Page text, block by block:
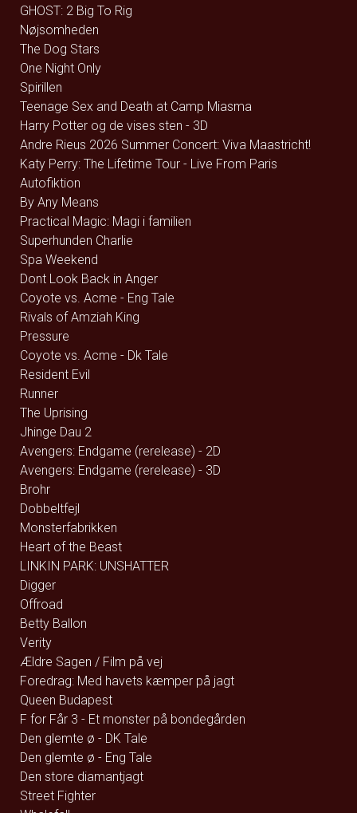
GHOST: 2 Big To Rig
Nøjsomheden
The Dog Stars
One Night Only
Spirillen
Teenage Sex and Death at Camp Miasma
Harry Potter og de vises sten - 3D
Andre Rieus 2026 Summer Concert: Viva Maastricht!
Katy Perry: The Lifetime Tour - Live From Paris
Autofiktion
By Any Means
Practical Magic: Magi i familien
Superhunden Charlie
Spa Weekend
Dont Look Back in Anger
Coyote vs. Acme - Eng Tale
Rivals of Amziah King
Pressure
Coyote vs. Acme - Dk Tale
Resident Evil
Runner
The Uprising
Jhinge Dau 2
Avengers: Endgame (rerelease) - 2D
Avengers: Endgame (rerelease) - 3D
Brohr
Dobbeltfejl
Monsterfabrikken
Heart of the Beast
LINKIN PARK: UNSHATTER
Digger
Offroad
Betty Ballon
Verity
Ældre Sagen / Film på vej
Foredrag: Med havets kæmper på jagt
Queen Budapest
F for Får 3 - Et monster på bondegården
Den glemte ø - DK Tale
Den glemte ø - Eng Tale
Den store diamantjagt
Street Fighter